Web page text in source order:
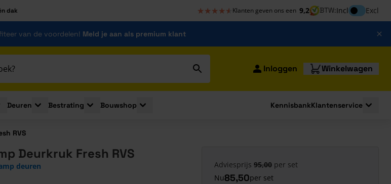
dak ★★★★★
★★★★★ Klanten geven ons een 9,2 BTW:InclInclusief btw
Excl
van de voordelen! Meld je aan als premium klant
Inloggen Winkelwagen
submenu for Gevelbekleding
Deuren
Toggle submenu for Deuren
Bestrating
Toggle submenu for Bestrating
Bouwshop
Toggle submenu for Bouwshop
KennisbankKlantenservice
RVS
Deurkruk Fresh RVS
deuren Adviesprijs 95,00 per set
Nu85,50per set